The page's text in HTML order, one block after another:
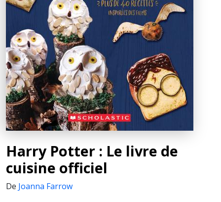
Harry Potter : Le livre de
cuisine officiel
De Joanna Farrow